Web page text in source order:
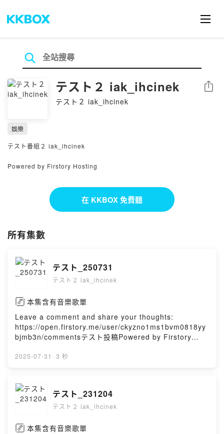
テスト２ iak_ihcinek
テスト２ iak_ihcinek
分享
娛樂
テスト番組２ iak_ihcinek
Powered by Firstory Hosting
在 KKBOX 免費聽
所有集數
テスト_250731
テスト２ iak_ihcinek
本集含有音樂歌單
Leave a comment and share your thoughts:
https://open.firstory.me/user/ckyzno1ms1bvm0818yy
bjmb3n/commentsテスト投稿Powered by Firstory
2025-07-31 · 3 秒
テスト_231204
テスト２ iak_ihcinek
本集含有音樂歌單